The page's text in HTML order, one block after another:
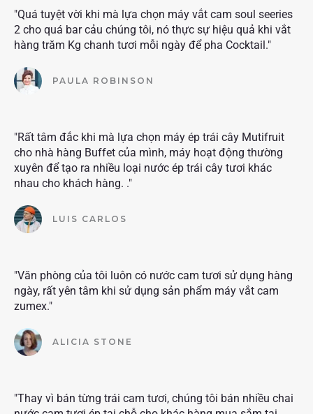
"Quá tuyệt vời khi mà lựa chọn máy vắt cam soul seeries
2 cho quá bar cảu chúng tôi, nó thực sự hiệu quả khi vắt
hàng trăm Kg chanh tươi mỗi ngày để pha Cocktail."
PAULA ROBINSON
"Rất tâm đắc khi mà lựa chọn máy ép trái cây Mutifruit
cho nhà hàng Buffet của mình, máy hoạt động thường
xuyên để tạo ra nhiều loại nước ép trái cây tươi khác
nhau cho khách hàng. ."
LUIS CARLOS
"Văn phòng của tôi luôn có nước cam tươi sử dụng hàng
ngày, rất yên tâm khi sử dụng sản phẩm máy vắt cam
zumex."
ALICIA STONE
"Thay vì bán từng trái cam tươi, chúng tôi bán nhiều chai